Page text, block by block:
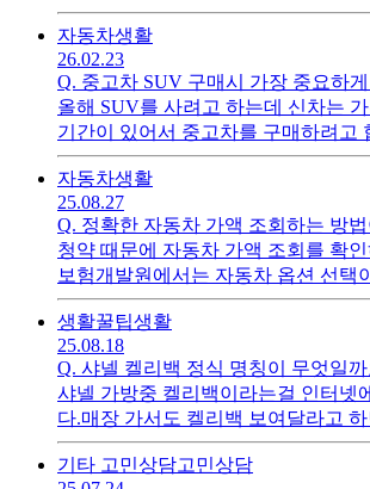
이 살펴보려고 하는데 어떤 부분들을
언 부탁드립니다.
자동차생활
26.02.23
Q. 중고차 SUV 구매시 가장 중요하
올해 SUV를 사려고 하는데 신차는
기간이 있어서 중고차를 구매하려고
매는 처음인데 SUV 기준으로 가장
는 부분이 어떤건지 궁금합니다.
자동차생활
25.08.27
Q. 정확한 자동차 가액 조회하는 방
청약 때문에 자동차 가액 조회를 확
보험개발원에서는 자동차 옵션 선택
로만 확인이 되는거 같습니다.자동차
확하게 가액을 조회하는 방법이 있을
생활꿀팁생활
25.08.18
Q. 샤넬 켈리백 정식 명칭이 무엇일까
샤넬 가방중 켈리백이라는걸 인터넷
다.매장 가서도 켈리백 보여달라고
넬 공식 웹사이트에서 켈리백이라고
오지 않습니다.샤넬 웹사이트에서 검
기타 고민상담고민상담